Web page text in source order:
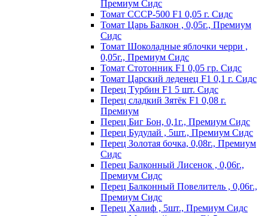
Премиум Сидс
Томат СССР-500 F1 0,05 г. Сидс
Томат Царь Балкон , 0,05г., Премиум
Сидс
Томат Шоколадные яблочки черри ,
0,05г., Премиум Сидс
Томат Стотонник F1 0,05 гр. Сидс
Томат Царский леденец F1 0,1 г. Сидс
Перец Tурбин F1 5 шт. Сидс
Перец сладкий Зятёк F1 0,08 г.
Премиум
Перец Биг Бон, 0,1г., Премиум Сидс
Перец Будулай , 5шт., Премиум Сидс
Перец Золотая бочка, 0,08г., Премиум
Сидс
Перец Балконный Лисенок , 0,06г.,
Премиум Сидс
Перец Балконный Повелитель , 0,06г.,
Премиум Сидс
Перец Халиф , 5шт., Премиум Сидс